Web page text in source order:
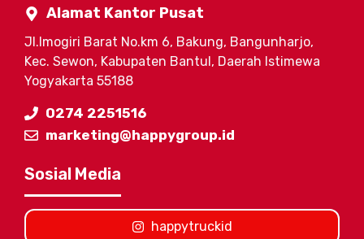
Alamat Kantor Pusat
Jl.Imogiri Barat No.km 6, Bakung, Bangunharjo,
Kec. Sewon, Kabupaten Bantul, Daerah Istimewa
Yogyakarta 55188
0274 2251516
marketing@happygroup.id
Sosial Media
happytruckid